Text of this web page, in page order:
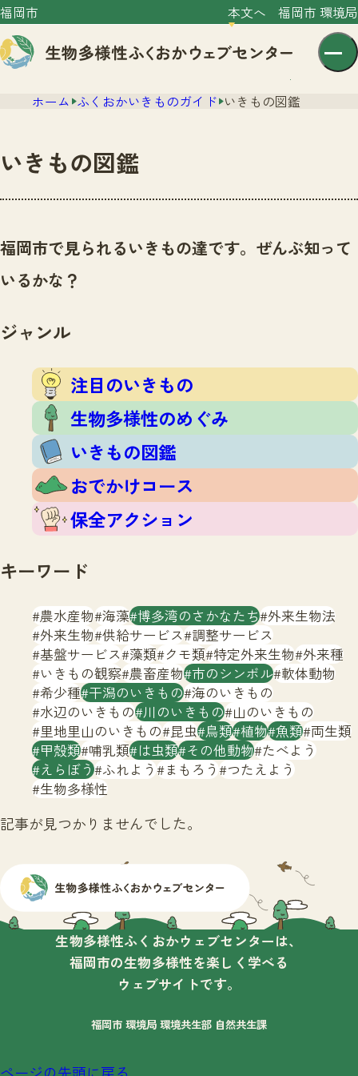
福岡市 本文へ 福岡市 環境局
文字サイズ 小 中 大
センター紹介
センター紹介TOP
サイトポリシー
ニュース
いきものガイド
注目のいきもの
生物多様性のめぐみ
いきもの図鑑
おでかけコース
保全アクション
イベント
いきもの調査隊
調査レポート
調査レポートTOP
調査結果
ふくおかいきものマップ
マッチング
マッチングTOP
掲載申し込みフォーム
お問合せ
生物多様性ふくおかウェブセンターとは
サイトマップ
ホーム ふくおかいきものガイド いきもの図鑑
いきもの図鑑
福岡市で見られるいきもの達です。ぜんぶ知って
いるかな？
ジャンル
注目のいきもの
生物多様性のめぐみ
いきもの図鑑
おでかけコース
保全アクション
キーワード
農水産物 海藻 博多湾のさかなたち 外来生物法
外来生物 供給サービス 調整サービス
基盤サービス 藻類 クモ類 特定外来生物 外来種
いきもの観察 農畜産物 市のシンボル 軟体動物
希少種 干潟のいきもの 海のいきもの
水辺のいきもの 川のいきもの 山のいきもの
里地里山のいきもの 昆虫 鳥類 植物 魚類 両生類
甲殻類 哺乳類 は虫類 その他動物 たべよう
えらぼう ふれよう まもろう つたえよう
生物多様性
記事が見つかりませんでした。
生物多様性ふくおかウェブセンターは、
福岡市の生物多様性を楽しく学べる
ウェブサイトです。
福岡市 環境局 環境共生部 自然共生課